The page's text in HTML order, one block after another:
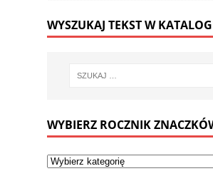
WYSZUKAJ TEKST W
WYBIERZ ROCZNIK